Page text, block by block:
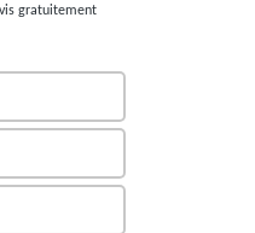
gratuitement